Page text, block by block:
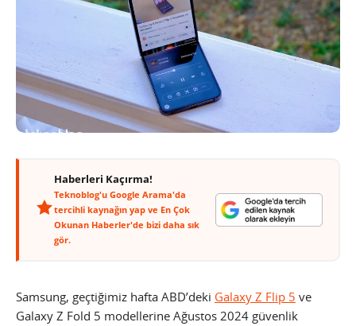
Haberleri Kaçırma!
Teknoblog'u Google Arama'da
tercihli kaynağın yap ve En Çok
Okunan Haberler'de bizi daha sık
gör.
Samsung, geçtiğimiz hafta ABD’deki Galaxy Z Flip 5 ve
Galaxy Z Fold 5 modellerine Ağustos 2024 güvenlik